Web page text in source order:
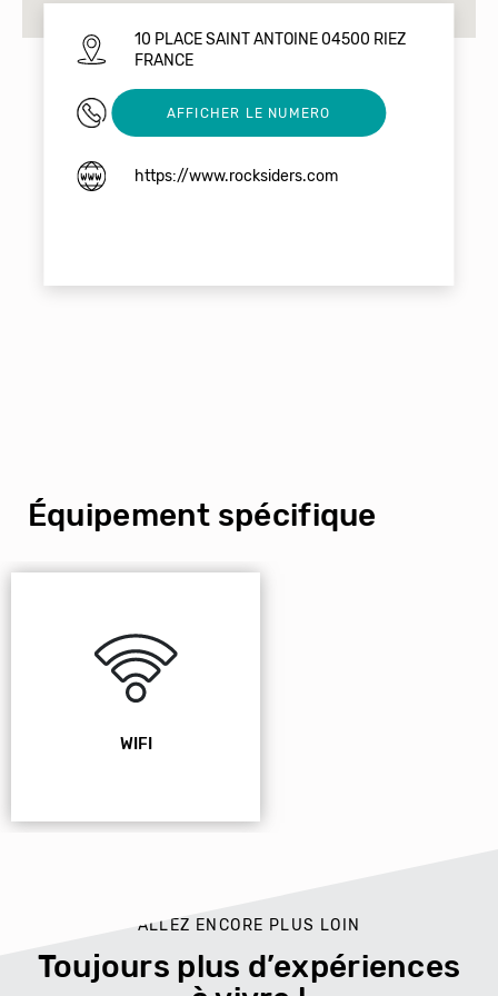
10 PLACE SAINT ANTOINE 04500 RIEZ
FRANCE
0980895051
AFFICHER LE NUMERO
https://www.rocksiders.com
Équipement spécifique
WIFI
ALLEZ ENCORE PLUS LOIN
Toujours plus d’expériences